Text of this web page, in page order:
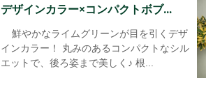
デザインカラー×コンパクトボブ...
鮮やかなライムグリーンが目を引くデザ
インカラー！ 丸みのあるコンパクトなシル
エットで、後ろ姿まで美しく♪ 根...